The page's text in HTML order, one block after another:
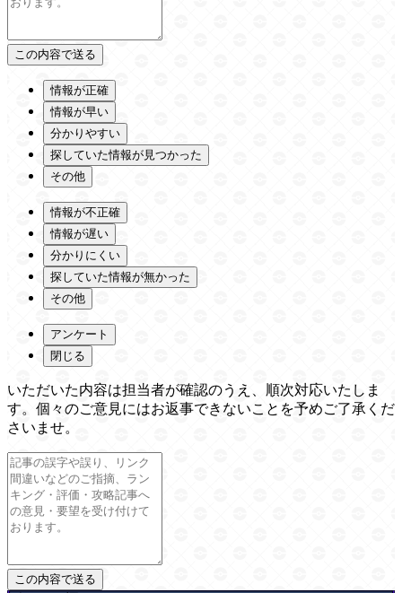
情報が正確
情報が早い
分かりやすい
探していた情報が見つかった
その他
情報が不正確
情報が遅い
分かりにくい
探していた情報が無かった
その他
アンケート
閉じる
いただいた内容は担当者が確認のうえ、順次対応いたしま
す。個々のご意見にはお返事できないことを予めご了承くだ
さいませ。